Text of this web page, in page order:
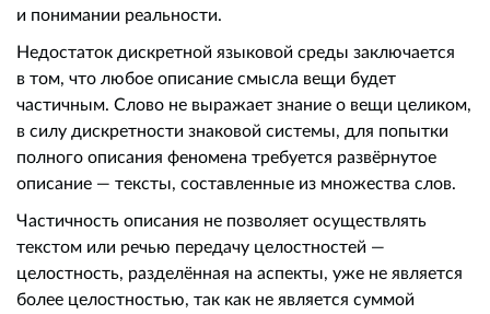
и понимании реальности.
Недостаток дискретной языковой среды заключается
в том, что любое описание смысла вещи будет
частичным. Слово не выражает знание о вещи целиком,
в силу дискретности знаковой системы, для попытки
полного описания феномена требуется развёрнутое
описание — тексты, составленные из множества слов.
Частичность описания не позволяет осуществлять
текстом или речью передачу целостностей —
целостность, разделённая на аспекты, уже не является
более целостностью, так как не является суммой